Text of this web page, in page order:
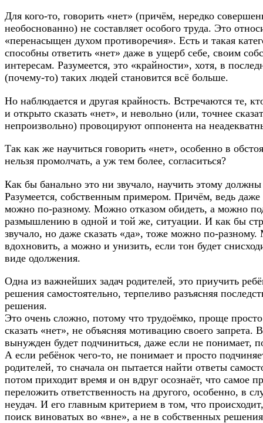
Для кого-то, говорить «нет» (причём, нередко
необоснованно) не составляет особого труда. Это
«перенасыщен духом противоречия». Есть и такая
способны ответить «нет» даже в ущерб себе, своим
интересам. Разумеется, это «крайности», хотя, в
(почему-то) таких людей становится всё больше.
Но наблюдается и другая крайность. Встречаются те,
и открыто сказать «нет», и невольно (или, точнее
непроизвольно) провоцируют оппонента на
Так как же научиться говорить «нет», особенно в
нельзя промолчать, а уж тем более, согласиться?
Как бы банально это ни звучало, научить этому
Разумеется, собственным примером. Причём, ведь даже
можно по-разному. Можно отказом обидеть, а можно
размышлению в одной и той же, ситуации. И как бы
звучало, но даже сказать «да», тоже можно по-
вдохновить, а можно и унизить, если тон будет
виде одолжения.
Одна из важнейших задач родителей, это приучить
решения самостоятельно, терпеливо разъясняя
решения.
Это очень сложно, потому что трудоёмко, проще просто
сказать «нет», не объясняя мотивацию своего запрета.
вынужден будет подчиниться, даже если не понимает,
А если ребёнок чего-то, не понимает и просто
родителей, то сначала он пытается найти ответы
потом приходит время и он вдруг осознаёт, что самое
переложить ответственность на другого, особенно, в
неудач. И его главным критерием в том, что
поиск виноватых во «вне», а не в собственных